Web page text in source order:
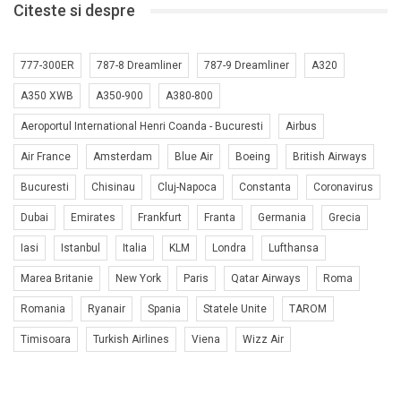
Citeste si despre
777-300ER 787-8 Dreamliner 787-9 Dreamliner A320
A350 XWB A350-900 A380-800
Aeroportul International Henri Coanda - Bucuresti Airbus
Air France Amsterdam Blue Air Boeing British Airways
Bucuresti Chisinau Cluj-Napoca Constanta Coronavirus
Dubai Emirates Frankfurt Franta Germania Grecia
Iasi Istanbul Italia KLM Londra Lufthansa
Marea Britanie New York Paris Qatar Airways Roma
Romania Ryanair Spania Statele Unite TAROM
Timisoara Turkish Airlines Viena Wizz Air